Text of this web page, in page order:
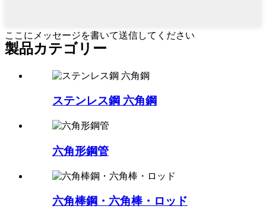
ここにメッセージを書いて送信してください
製品カテゴリー
ステンレス鋼 六角鋼
六角形鋼管
六角棒鋼・六角棒・ロッド